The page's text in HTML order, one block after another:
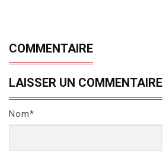
COMMENTAIRE
LAISSER UN COMMENTAIRE
Nom*